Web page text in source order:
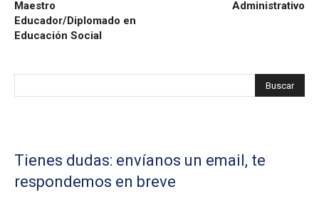
Maestro
Educador/Diplomado en
Educación Social
Administrativo
Tienes dudas: envíanos un email, te
respondemos en breve